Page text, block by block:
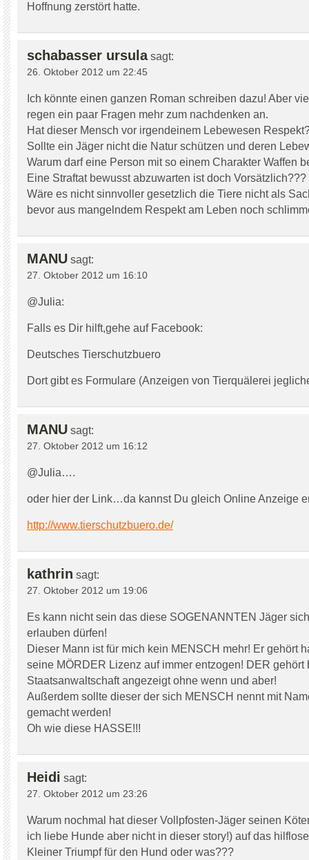
Hoffnung zerstört hatte.
schabasser ursula sagt:
26. Oktober 2012 um 22:45
Ich könnte einen ganzen Roman schreiben dazu! Aber
regen ein paar Fragen mehr zum nachdenken an.
Hat dieser Mensch vor irgendeinem Lebewesen
Sollte ein Jäger nicht die Natur schützen und deren
Warum darf eine Person mit so einem Charakter Waffen
Eine Straftat bewusst abzuwarten ist doch Vorsätzlich???
Wäre es nicht sinnvoller gesetzlich die Tiere nicht als
bevor aus mangelndem Respekt am Leben noch
MANU sagt:
27. Oktober 2012 um 16:10
@Julia:
Falls es Dir hilft,gehe auf Facebook:
Deutsches Tierschutzbuero
Dort gibt es Formulare (Anzeigen von Tierquälerei
MANU sagt:
27. Oktober 2012 um 16:12
@Julia….
oder hier der Link…da kannst Du gleich Online Anzeige
http://www.tierschutzbuero.de/
kathrin sagt:
27. Oktober 2012 um 19:06
Es kann nicht sein das diese SOGENANNTEN Jäger
erlauben dürfen!
Dieser Mann ist für mich kein MENSCH mehr! Er gehört
seine MÖRDER Lizenz auf immer entzogen! DER gehört
Staatsanwaltschaft angezeigt ohne wenn und aber!
Außerdem sollte dieser der sich MENSCH nennt mit
gemacht werden!
Oh wie diese HASSE!!!
Heidi sagt:
27. Oktober 2012 um 23:26
Warum nochmal hat dieser Vollpfosten-Jäger seinen
ich liebe Hunde aber nicht in dieser story!) auf das
Kleiner Triumpf für den Hund oder was???